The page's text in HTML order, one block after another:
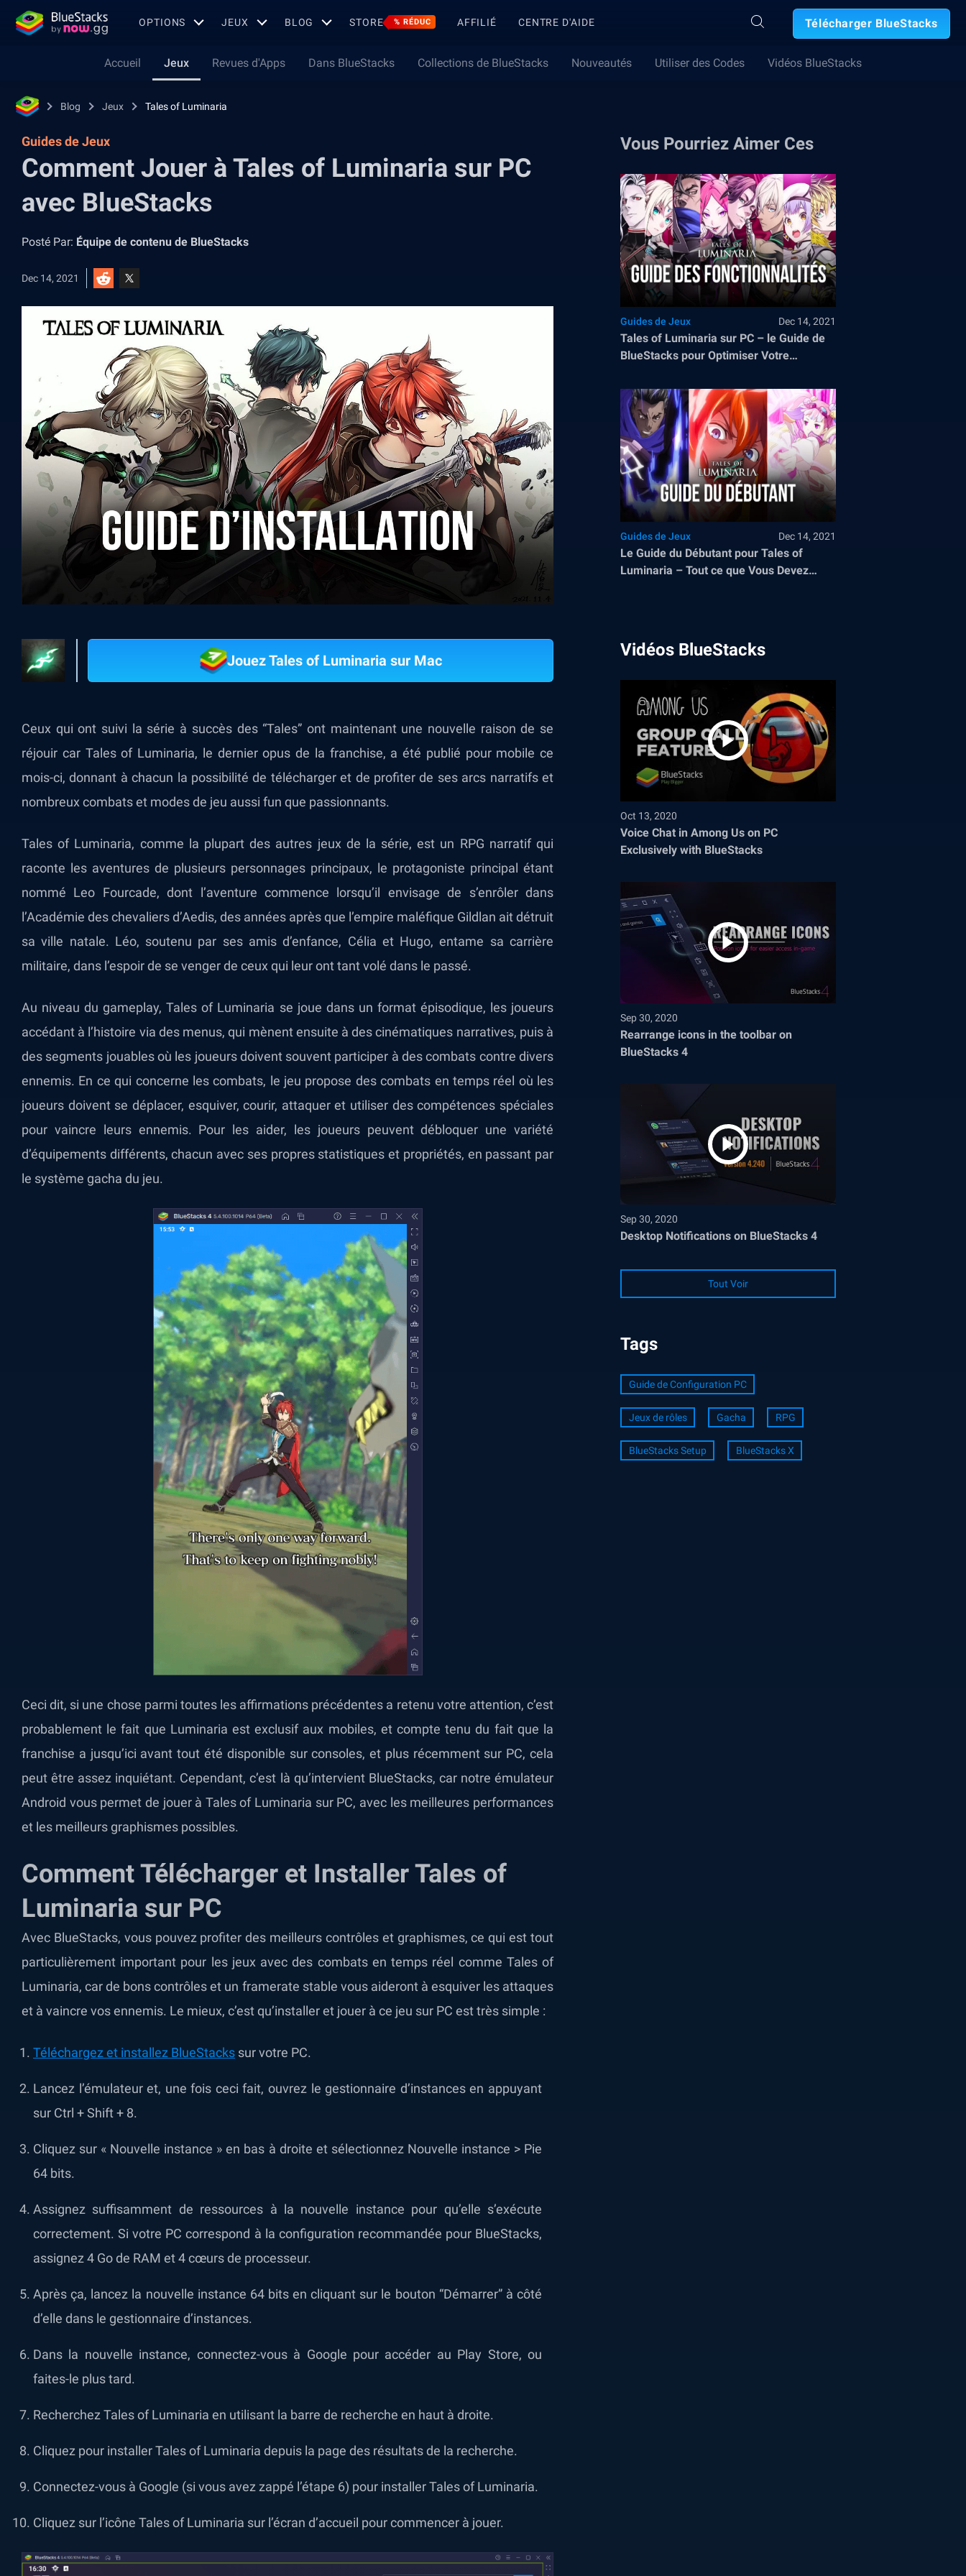
OPTIONS JEUX BLOG STORE % RÉDUC AFFILIÉ CENTRE D'AIDE Télécharger BlueStacks
Accueil Jeux Revues d'Apps Dans BlueStacks Collections de BlueStacks Nouveautés Utiliser des Codes Vidéos BlueStacks
Blog Jeux Tales of Luminaria
Guides de Jeux
Comment Jouer à Tales of Luminaria sur PC
avec BlueStacks
Posté Par: Équipe de contenu de BlueStacks
Dec 14, 2021
Jouez Tales of Luminaria sur Mac
Ceux qui ont suivi la série à succès des “Tales” ont maintenant une nouvelle raison de se
réjouir car Tales of Luminaria, le dernier opus de la franchise, a été publié pour mobile ce
mois-ci, donnant à chacun la possibilité de télécharger et de profiter de ses arcs narratifs et
nombreux combats et modes de jeu aussi fun que passionnants.
Tales of Luminaria, comme la plupart des autres jeux de la série, est un RPG narratif qui
raconte les aventures de plusieurs personnages principaux, le protagoniste principal étant
nommé Leo Fourcade, dont l’aventure commence lorsqu’il envisage de s’enrôler dans
l’Académie des chevaliers d’Aedis, des années après que l’empire maléfique Gildlan ait détruit
sa ville natale. Léo, soutenu par ses amis d’enfance, Célia et Hugo, entame sa carrière
militaire, dans l’espoir de se venger de ceux qui leur ont tant volé dans le passé.
Au niveau du gameplay, Tales of Luminaria se joue dans un format épisodique, les joueurs
accédant à l’histoire via des menus, qui mènent ensuite à des cinématiques narratives, puis à
des segments jouables où les joueurs doivent souvent participer à des combats contre divers
ennemis. En ce qui concerne les combats, le jeu propose des combats en temps réel où les
joueurs doivent se déplacer, esquiver, courir, attaquer et utiliser des compétences spéciales
pour vaincre leurs ennemis. Pour les aider, les joueurs peuvent débloquer une variété
d’équipements différents, chacun avec ses propres statistiques et propriétés, en passant par
le système gacha du jeu.
Ceci dit, si une chose parmi toutes les affirmations précédentes a retenu votre attention, c’est
probablement le fait que Luminaria est exclusif aux mobiles, et compte tenu du fait que la
franchise a jusqu’ici avant tout été disponible sur consoles, et plus récemment sur PC, cela
peut être assez inquiétant. Cependant, c’est là qu’intervient BlueStacks, car notre émulateur
Android vous permet de jouer à Tales of Luminaria sur PC, avec les meilleures performances
et les meilleurs graphismes possibles.
Comment Télécharger et Installer Tales of
Luminaria sur PC
Avec BlueStacks, vous pouvez profiter des meilleurs contrôles et graphismes, ce qui est tout
particulièrement important pour les jeux avec des combats en temps réel comme Tales of
Luminaria, car de bons contrôles et un framerate stable vous aideront à esquiver les attaques
et à vaincre vos ennemis. Le mieux, c’est qu’installer et jouer à ce jeu sur PC est très simple :
Téléchargez et installez BlueStacks sur votre PC.
Lancez l’émulateur et, une fois ceci fait, ouvrez le gestionnaire d’instances en appuyant
sur Ctrl + Shift + 8.
Cliquez sur « Nouvelle instance » en bas à droite et sélectionnez Nouvelle instance > Pie
64 bits.
Assignez suffisamment de ressources à la nouvelle instance pour qu’elle s’exécute
correctement. Si votre PC correspond à la configuration recommandée pour BlueStacks,
assignez 4 Go de RAM et 4 cœurs de processeur.
Après ça, lancez la nouvelle instance 64 bits en cliquant sur le bouton “Démarrer” à côté
d’elle dans le gestionnaire d’instances.
Dans la nouvelle instance, connectez-vous à Google pour accéder au Play Store, ou
faites-le plus tard.
Recherchez Tales of Luminaria en utilisant la barre de recherche en haut à droite.
Cliquez pour installer Tales of Luminaria depuis la page des résultats de la recherche.
Connectez-vous à Google (si vous avez zappé l’étape 6) pour installer Tales of Luminaria.
Cliquez sur l’icône Tales of Luminaria sur l’écran d’accueil pour commencer à jouer.
Vous Pourriez Aimer Ces
Guides de Jeux Dec 14, 2021
Tales of Luminaria sur PC – le Guide de
BlueStacks pour Optimiser Votre
Guides de Jeux Dec 14, 2021
Le Guide du Débutant pour Tales of
Luminaria – Tout ce que Vous Devez
Vidéos BlueStacks
Oct 13, 2020
Voice Chat in Among Us on PC
Exclusively with BlueStacks
Sep 30, 2020
Rearrange icons in the toolbar on
BlueStacks 4
Sep 30, 2020
Desktop Notifications on BlueStacks 4
Tout Voir
Tags
Guide de Configuration PC
Jeux de rôles Gacha RPG
BlueStacks Setup BlueStacks X